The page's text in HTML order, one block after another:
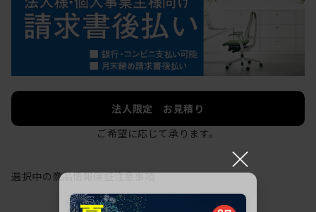
法人限定 お見積り
ご希望に応じて承ります。
選択中の商品情報保証注意事項
×